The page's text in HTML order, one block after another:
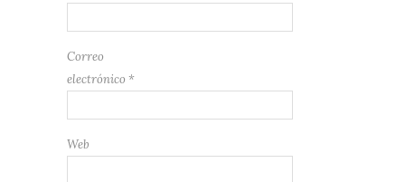
Correo
electrónico *
Web